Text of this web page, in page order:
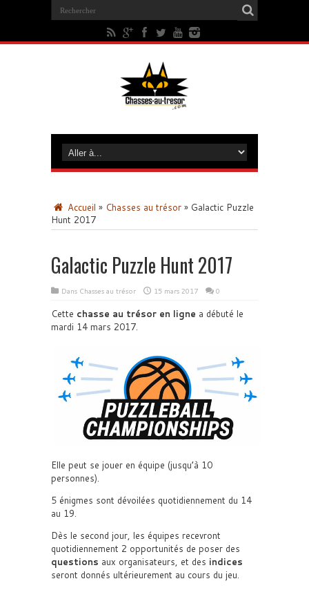
Accueil » Chasses au trésor » Galactic Puzzle
Hunt 2017
Galactic Puzzle Hunt 2017
Dans Chasses au trésor 15 mars 2017 0
Cette chasse au trésor en ligne a débuté le
mardi 14 mars 2017.
Elle peut se jouer en équipe (jusqu’à 10
personnes).
5 énigmes sont dévoilées quotidiennement du 14
au 19.
Dès le second jour, les équipes recevront
quotidiennement 2 opportunités de poser des
questions aux organisateurs, et des indices
seront donnés ultérieurement au cours du jeu.